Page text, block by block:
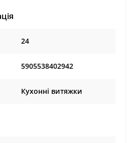
24
5905538402942
Кухонні витяжки